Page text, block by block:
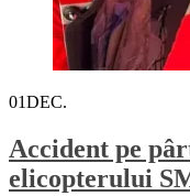
01DEC.
Accident pe
elicopterului